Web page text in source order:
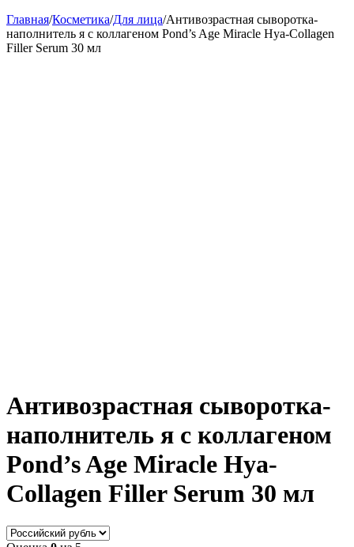
Главная/Косметика/Для лица/Антивозрастная сыворотка-
наполнитель я с коллагеном Pond’s Age Miracle Hya-Collagen
Filler Serum 30 мл
Антивозрастная сыворотка-
наполнитель я с коллагеном
Pond’s Age Miracle Hya-
Collagen Filler Serum 30 мл